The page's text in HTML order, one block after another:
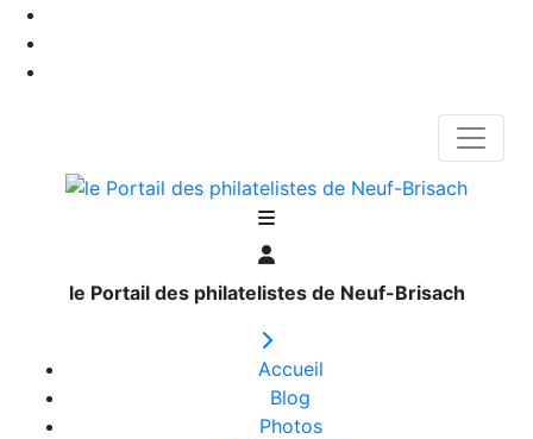
le Portail des philatelistes de Neuf-Brisach
Accueil
Blog
Photos